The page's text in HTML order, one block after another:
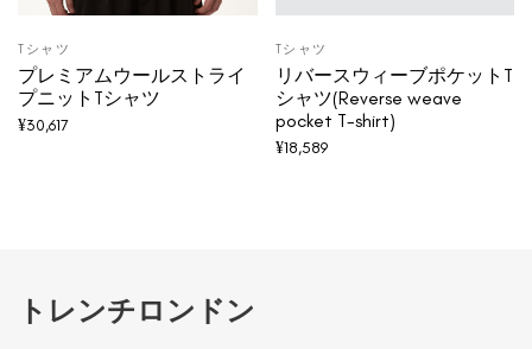
Tシャツ
プレミアムウールストライ
プニットTシャツ
¥30,617
Tシャツ
リバースウィーブポケットT
シャツ(Reverse weave
pocket T-shirt)
¥18,589
トレンチロンドン